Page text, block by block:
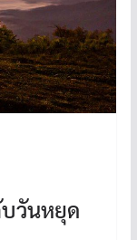
วันหยุด